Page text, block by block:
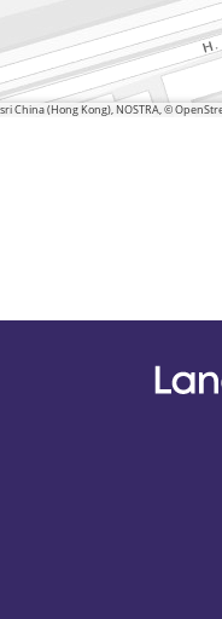
China (Hong Kong), NOSTRA, ©